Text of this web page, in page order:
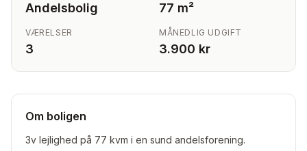
Andelsbolig 77 m²
VÆRELSER
3
MÅNEDLIG UDGIFT
3.900 kr
Om boligen
3v lejlighed på 77 kvm i en sund andelsforening.